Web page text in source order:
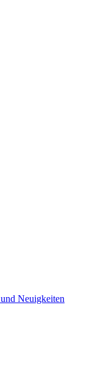
Neuigkeiten